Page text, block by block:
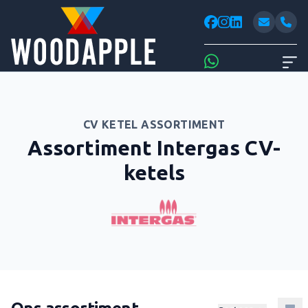
facebook
instagram
linkedin
Whatsapp
CV KETEL ASSORTIMENT
Assortiment Intergas CV-
ketels